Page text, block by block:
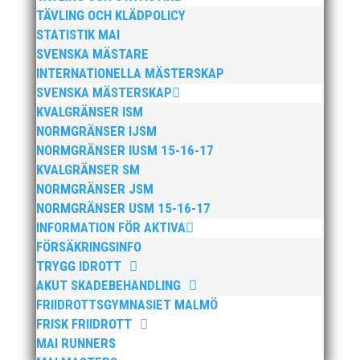
TÄVLING OCH KLÄDPOLICY
STATISTIK MAI
SVENSKA MÄSTARE
INTERNATIONELLA MÄSTERSKAP
SVENSKA MÄSTERSKAP
KVALGRÄNSER ISM
NORMGRÄNSER IJSM
NORMGRÄNSER IUSM 15-16-17
KVALGRÄNSER SM
NORMGRÄNSER JSM
NORMGRÄNSER USM 15-16-17
INFORMATION FÖR AKTIVA
FÖRSÄKRINGSINFO
TRYGG IDROTT
AKUT SKADEBEHANDLING
FRIIDROTTSGYMNASIET MALMÖ
FRISK FRIIDROTT
MAI RUNNERS
Publicerat tidigare
Bilder från Stafett-SM 2026. Foto: Thomas
Leandersson Fler bilder från MAI:s Årsmöte 2026